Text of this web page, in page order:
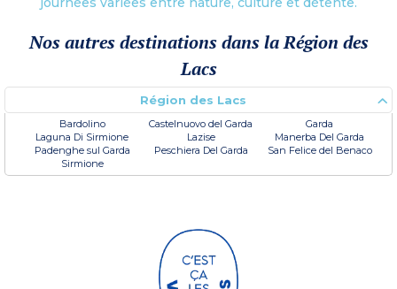
Nos autres destinations dans la Région des
Lacs
Région des Lacs
Bardolino Castelnuovo del Garda
Garda
Laguna Di Sirmione
Lazise
Manerba Del Garda
Padenghe sul Garda
Peschiera Del Garda
San Felice del Benaco
Sirmione